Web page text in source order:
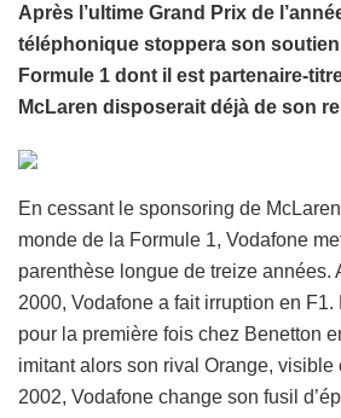
Après l’ultime Grand Prix de
téléphonique stoppera son soutien
Formule 1 dont il est partenaire-
McLaren disposerait déjà de son
En cessant le sponsoring de
monde de la Formule 1, Vodafone
parenthèse longue de treize années.
2000, Vodafone a fait irruption en
pour la première fois chez Benetton
imitant alors son rival Orange, visible
2002, Vodafone change son fusil